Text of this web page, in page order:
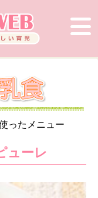
ったメニュー
ューレ